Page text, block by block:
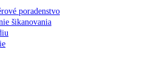
poradenstvo
šikanovania